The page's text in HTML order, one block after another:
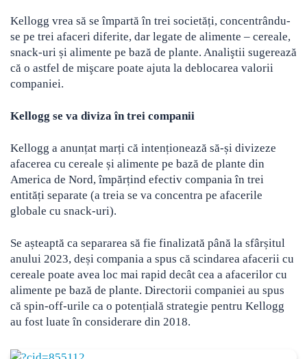
Kellogg vrea să se împartă în trei societăți, concentrându-
se pe trei afaceri diferite, dar legate de alimente – cereale,
snack-uri și alimente pe bază de plante. Analiştii sugerează
că o astfel de mişcare poate ajuta la deblocarea valorii
companiei.
Kellogg se va diviza în trei companii
Kellogg a anunțat marți că intenționează să-și divizeze
afacerea cu cereale și alimente pe bază de plante din
America de Nord, împărțind efectiv compania în trei
entități separate (a treia se va concentra pe afacerile
globale cu snack-uri).
Se așteaptă ca separarea să fie finalizată până la sfârșitul
anului 2023, deși compania a spus că scindarea afacerii cu
cereale poate avea loc mai rapid decât cea a afacerilor cu
alimente pe bază de plante. Directorii companiei au spus
că spin-off-urile ca o potențială strategie pentru Kellogg
au fost luate în considerare din 2018.